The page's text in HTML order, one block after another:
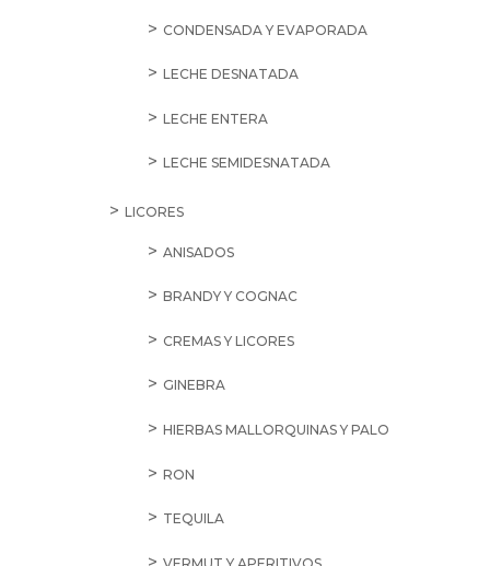
CONDENSADA Y EVAPORADA
LECHE DESNATADA
LECHE ENTERA
LECHE SEMIDESNATADA
LICORES
ANISADOS
BRANDY Y COGNAC
CREMAS Y LICORES
GINEBRA
HIERBAS MALLORQUINAS Y PALO
RON
TEQUILA